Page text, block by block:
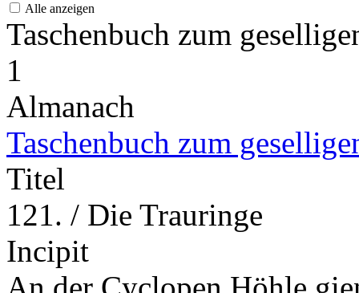
Alle anzeigen
Taschenbuch zum
1
Almanach
Taschenbuch zum
Titel
121. / Die Trauringe
Incipit